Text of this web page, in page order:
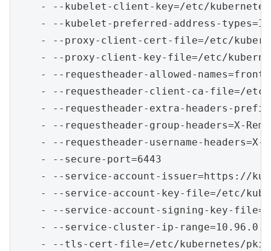
- --kubelet-client-key=/etc/
- --kubelet-preferred-address-
- --proxy-client-cert-file=/etc/
- --proxy-client-key-file=/etc/
- --requestheader-allowed-
- --requestheader-client-ca-file=/
- --requestheader-extra-headers-
- --requestheader-group-headers=X-
- --requestheader-username-headers=X-
    - --secure-port=6443
- --service-account-issuer=https://
- --service-account-key-file=/etc/
- --service-account-signing-key-
- --service-cluster-ip-
- --tls-cert-file=/etc/kubernetes/